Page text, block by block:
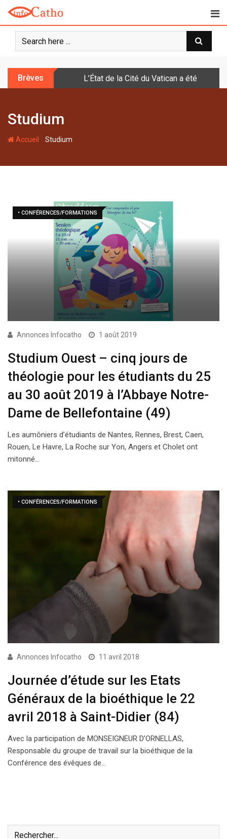
o
Brèves L’État de la Cité du Vatican a été doté
Studium
Accueil -Studium
• CONFÉRENCES/FORMATIONS
Annonces Infocatho 1 août 2019
Studium Ouest – cinq jours de
théologie pour les étudiants du 25
au 30 août 2019 à l’Abbaye Notre-
Dame de Bellefontaine (49)
Les aumôniers d’étudiants de Nantes, Rennes, Brest, Caen,
Rouen, Le Havre, La Roche sur Yon, Angers et Cholet ont
mitonné…
• CONFÉRENCES/FORMATIONS
Annonces Infocatho 11 avril 2018
Journée d’étude sur les Etats
Généraux de la bioéthique le 22
avril 2018 à Saint-Didier (84)
Avec la participation de MONSEIGNEUR D’ORNELLAS,
Responsable du groupe de travail sur la bioéthique de la
Conférence des évêques de…